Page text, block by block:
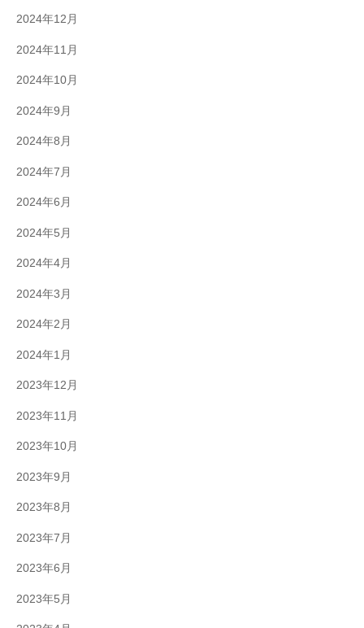
2024年12月
2024年11月
2024年10月
2024年9月
2024年8月
2024年7月
2024年6月
2024年5月
2024年4月
2024年3月
2024年2月
2024年1月
2023年12月
2023年11月
2023年10月
2023年9月
2023年8月
2023年7月
2023年6月
2023年5月